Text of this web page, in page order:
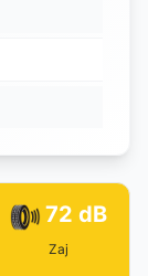
72 dB
Zaj